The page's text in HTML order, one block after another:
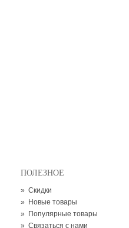
ПОЛЕЗНОЕ
» Скидки
» Новые товары
» Популярные товары
» Связаться с нами